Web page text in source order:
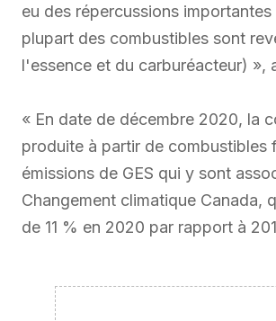
eu des répercussions
plupart des combustibles sont
l'essence et du carburéacteur) »,
« En date de décembre 2020, la
produite à partir de combustibles
émissions de GES qui y sont
Changement climatique Canada,
de 11 % en 2020 par rapport à